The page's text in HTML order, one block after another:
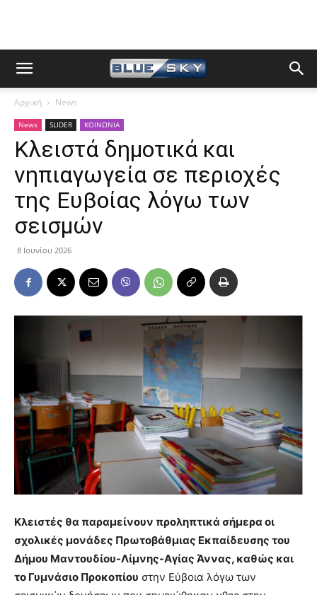
Αρχική News
News SLIDER ΚΟΙΝΩΝΙΑ
Κλειστά δημοτικά και
νηπιαγωγεία σε περιοχές
της Ευβοίας λόγω των
σεισμών
8 Ιουνίου 2026
Κλειστές θα παραμείνουν προληπτικά σήμερα οι
σχολικές μονάδες Πρωτοβάθμιας Εκπαίδευσης του
Δήμου Μαντουδίου-Λίμνης-Αγίας Άννας, καθώς και
το Γυμνάσιο Προκοπίου στην Εύβοια λόγω των